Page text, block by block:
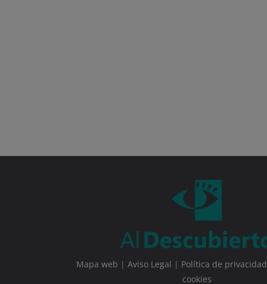
Mapa web | Aviso Legal | Política de privacidad
cookies